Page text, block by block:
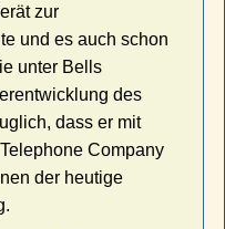
zur
und es auch schon
unter Bells
des
dass er mit
Company
der heutige